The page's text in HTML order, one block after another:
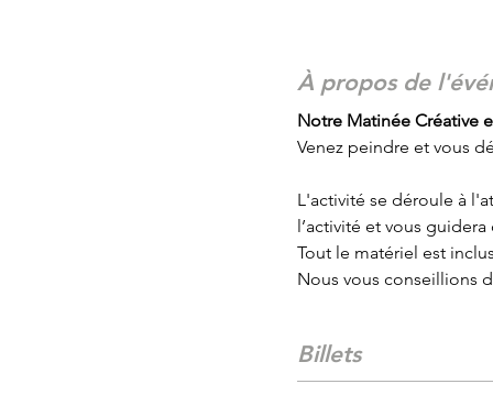
À propos de
Notre Matinée Créative
Venez peindre et vous
L'activité se déroule à
l’activité et vous
Tout le matériel est
Nous vous conseillions
Billets